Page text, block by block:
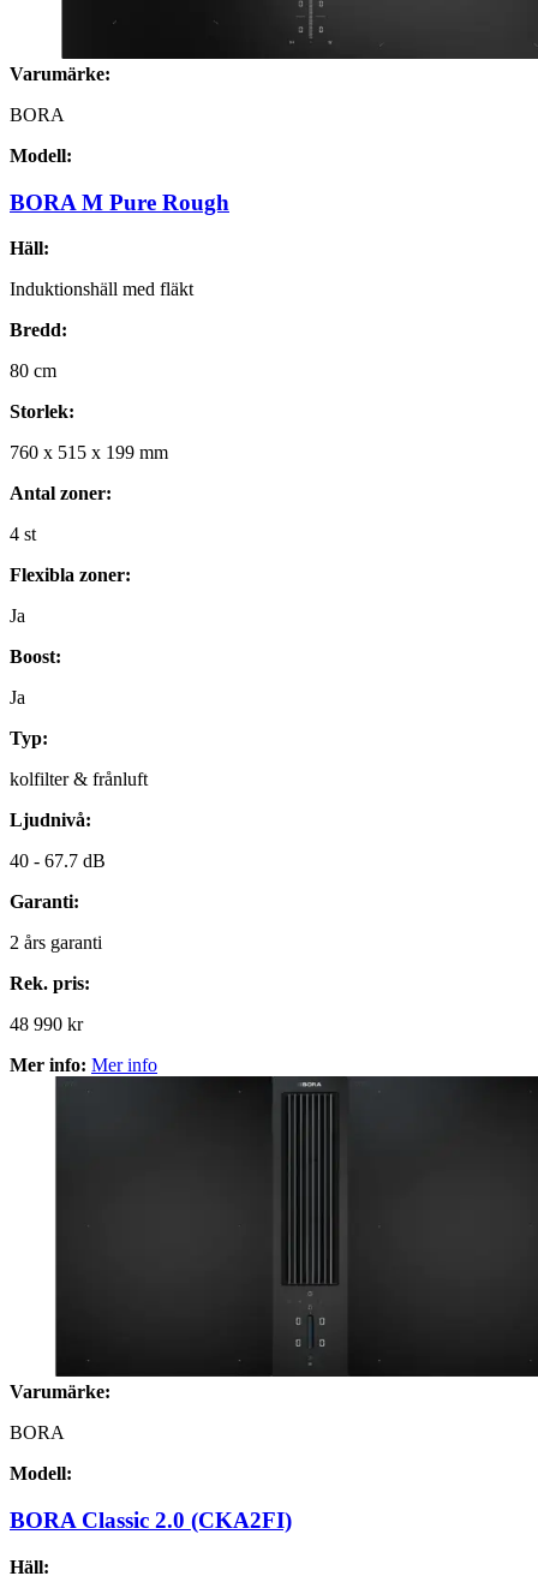
Varumärke:
BORA
Modell:
BORA M Pure Rough
Häll:
Induktionshäll med fläkt
Bredd:
80 cm
Storlek:
760 x 515 x 199 mm
Antal zoner:
4 st
Flexibla zoner:
Ja
Boost:
Ja
Typ:
kolfilter & frånluft
Ljudnivå:
40 - 67.7 dB
Garanti:
2 års garanti
Rek. pris:
48 990 kr
Mer info: Mer info
Varumärke:
BORA
Modell:
BORA Classic 2.0 (CKA2FI)
Häll: